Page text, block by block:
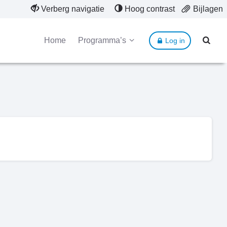
Verberg navigatie Hoog contrast Bijlagen
Home Programma’s Log in